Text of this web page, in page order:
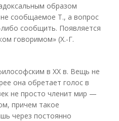
образом
сообщаемое Т., а вопрос
сообщить. Появляется
говоримом» (Х.-Г.
в XX в. Вещь не
она обретает голос в
не просто членит мир —
причем такое
через постоянно